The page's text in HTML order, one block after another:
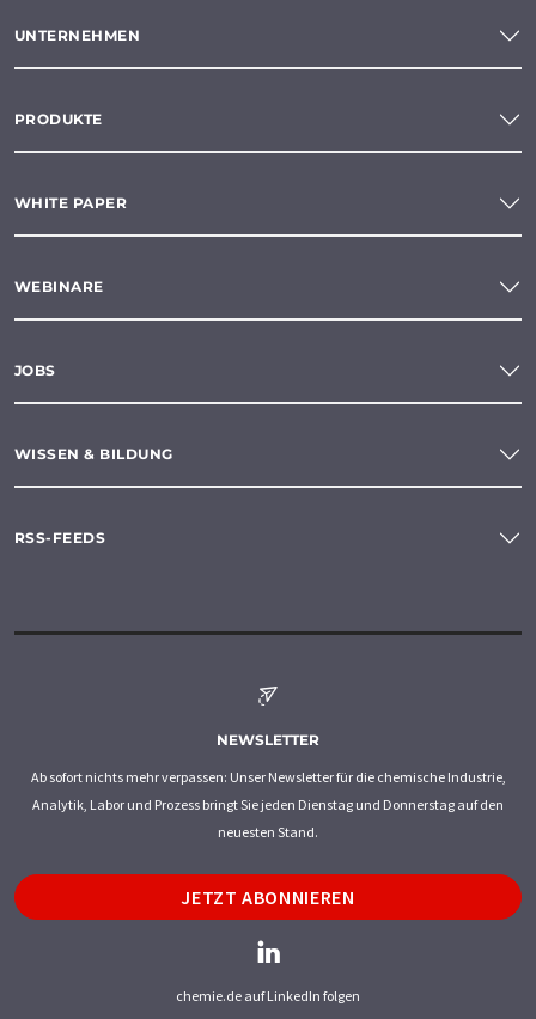
UNTERNEHMEN
PRODUKTE
WHITE PAPER
WEBINARE
JOBS
WISSEN & BILDUNG
RSS-FEEDS
NEWSLETTER
Ab sofort nichts mehr verpassen: Unser Newsletter für die chemische Industrie,
Analytik, Labor und Prozess bringt Sie jeden Dienstag und Donnerstag auf den
neuesten Stand.
JETZT ABONNIEREN
chemie.de auf LinkedIn folgen